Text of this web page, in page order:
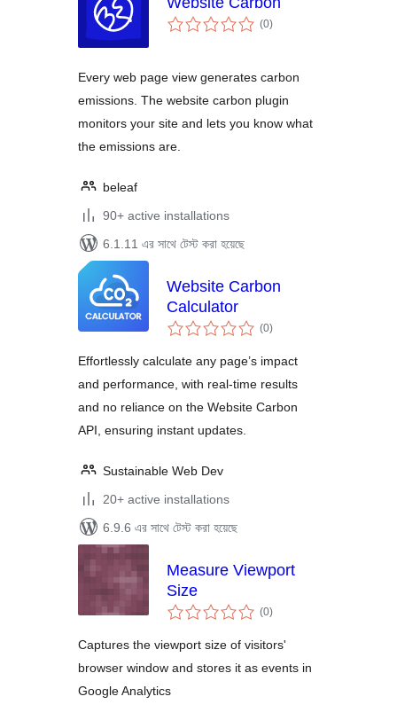
(0total
ratings
)
Every web page view generates carbon
emissions. The website carbon plugin
monitors your site and lets you know what
the emissions are.
beleaf
90+ active installations
6.1.11 এর সাথে টেস্ট করা হয়েছে
Website Carbon
Calculator
(0total
ratings
)
Effortlessly calculate any page’s impact
and performance, with real-time results
and no reliance on the Website Carbon
API, ensuring instant updates.
Sustainable Web Dev
20+ active installations
6.9.6 এর সাথে টেস্ট করা হয়েছে
Measure Viewport
Size
(0total
ratings
)
Captures the viewport size of visitors'
browser window and stores it as events in
Google Analytics